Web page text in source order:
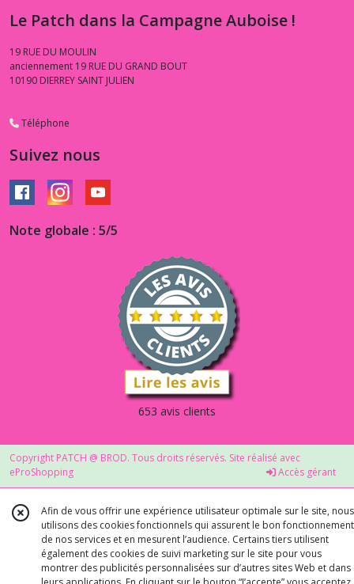
Le Patch dans la Campagne Auboise !
19 RUE DU MOULIN
anciennement 19 RUE DU GRAND BOUT
10190 DIERREY SAINT JULIEN
Téléphone
Suivez nous
Note globale : 5/5
653 avis clients
Copyright PATCH @ BROD. Tous droits réservés. Site réalisé avec
eProShopping
Accès gérant
Afin de vous offrir une expérience utilisateur optimale sur le site, nous
utilisons des cookies fonctionnels qui assurent le bon fonctionnement
de nos services et en mesurent l’audience. Certains tiers utilisent
également des cookies de suivi marketing sur le site pour vous
montrer des publicités personnalisées sur d’autres sites Web et dans